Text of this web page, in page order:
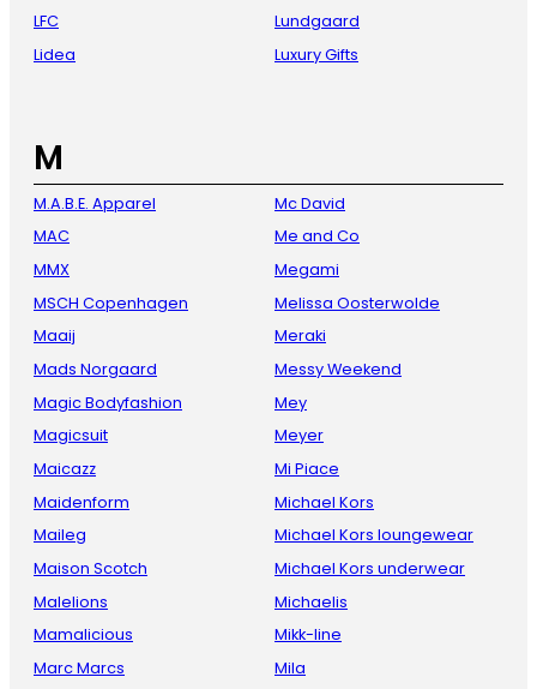
LFC
Lidea
Lundgaard
Luxury Gifts
M
M.A.B.E. Apparel
MAC
MMX
MSCH Copenhagen
Maaij
Mads Norgaard
Magic Bodyfashion
Magicsuit
Maicazz
Maidenform
Maileg
Maison Scotch
Malelions
Mamalicious
Marc Marcs
Mc David
Me and Co
Megami
Melissa Oosterwolde
Meraki
Messy Weekend
Mey
Meyer
Mi Piace
Michael Kors
Michael Kors loungewear
Michael Kors underwear
Michaelis
Mikk-line
Mila